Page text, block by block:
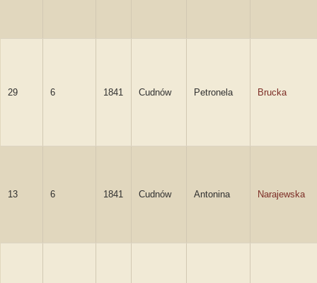
29 6 1841 Cudnów Petronela Brucka
13 6 1841 Cudnów Antonina Narajewska